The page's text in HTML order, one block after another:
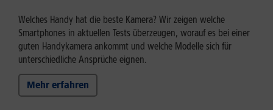
Welches Handy hat die beste Kamera? Wir zeigen welche
Smartphones in aktuellen Tests überzeugen, worauf es bei einer
guten Handykamera ankommt und welche Modelle sich für
unterschiedliche Ansprüche eignen.
Mehr erfahren